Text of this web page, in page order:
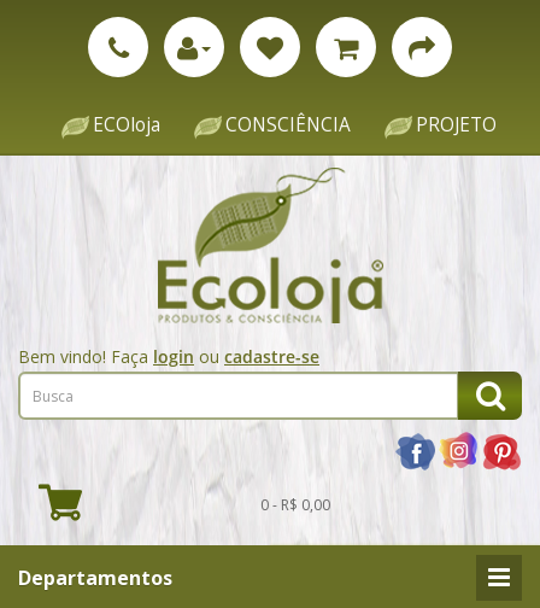
ECOloja CONSCIÊNCIA PROJETO
Bem vindo! Faça login ou cadastre-se
0 - R$ 0,00
Departamentos